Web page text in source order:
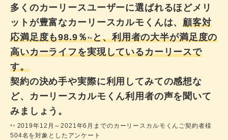
多くのカーリースユーザーに選ばれるほどメリ
ットが豊富なカーリースカルモくんは、顧客対
応満足度も98.9％*⁴と、利用者の大半が満足度の
高いカーライフを実現しているカーリースで
す。
契約の決め手や実際に利用してみての感想な
ど、カーリースカルモくん利用者の声を聞いて
みましょう。
*⁴ 2019年12月～2021年6月までのカーリースカルモくんご契約者様
504名を対象としたアンケート